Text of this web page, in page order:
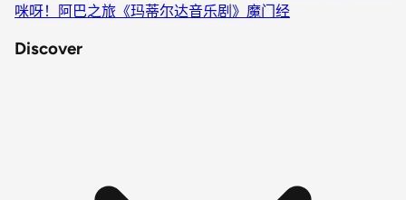
咪呀！
阿巴之旅 《玛蒂尔达音乐剧》 魔门经
Discover